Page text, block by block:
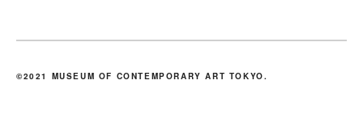
©2021 MUSEUM OF CONTEMPORARY ART TOKYO.